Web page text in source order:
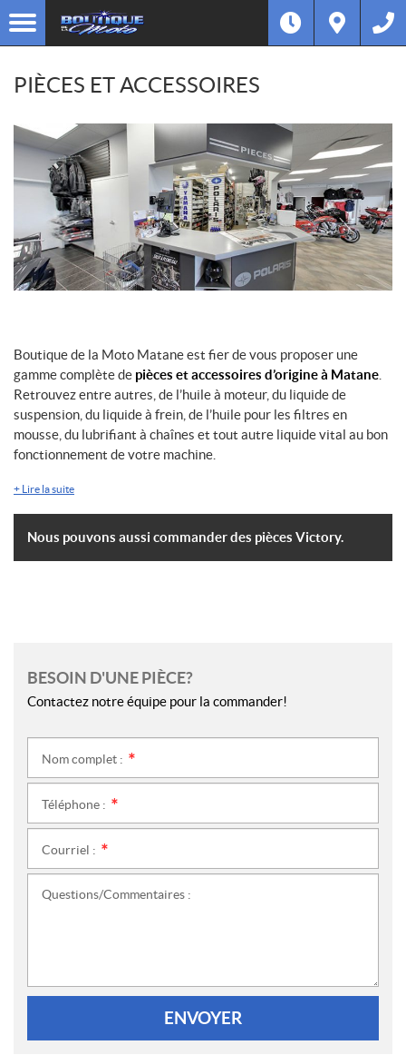
PIÈCES ET ACCESSOIRES
Boutique de la Moto Matane est fier de vous proposer une
gamme complète de pièces et accessoires d’origine à Matane
Retrouvez entre autres, de l’huile à moteur, du liquide de
suspension, du liquide à frein, de l’huile pour les filtres en
mousse, du lubrifiant à chaînes et tout autre liquide vital au bon
fonctionnement de votre machine.
+ Lire la suite
Nous pouvons aussi commander des pièces Victory.
BESOIN D'UNE PIÈCE?
Contactez notre équipe pour la commander!
Nom complet :
Téléphone :
Courriel :
Questions/Commentaires :
ENVOYER